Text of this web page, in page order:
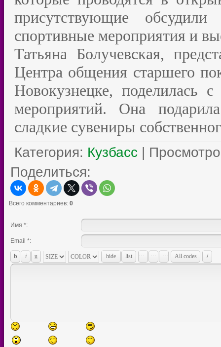
присутствующие
спортивные мероприятия и
Татьяна Болучевская,
Центра общения старшего
Новокузнецке, поделилась
мероприятий. Она
сладкие сувениры
Категория: Кузбасс |
Поделиться:
Всего комментариев: 0
Имя *:
Email *: